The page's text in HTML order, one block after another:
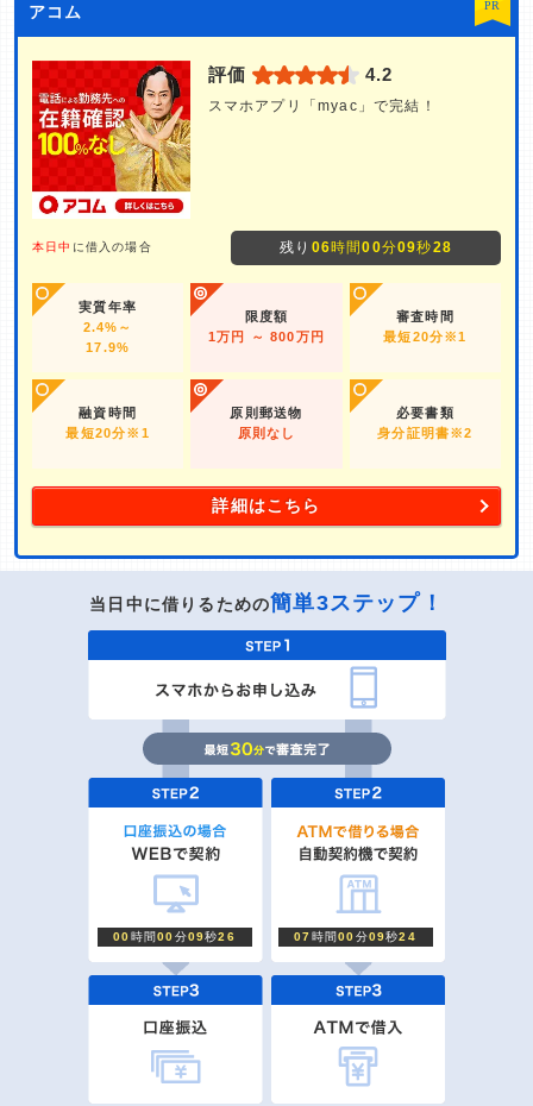
アコム
評価 4.2
スマホアプリ 「myac」で完結！
本日中 に借入の場合 残り 06時間00分07秒00
実質年率
2.4%～
17.9%
限度額
1万円 ～ 800万円
審査時間
最短20分※1
融資時間
最短20分※1
原則郵送物
原則なし
必要書類
身分証明書※2
詳細はこちら
当日中に借りるための簡単3ステップ！
07時間00分07秒06
00時間00分07秒08